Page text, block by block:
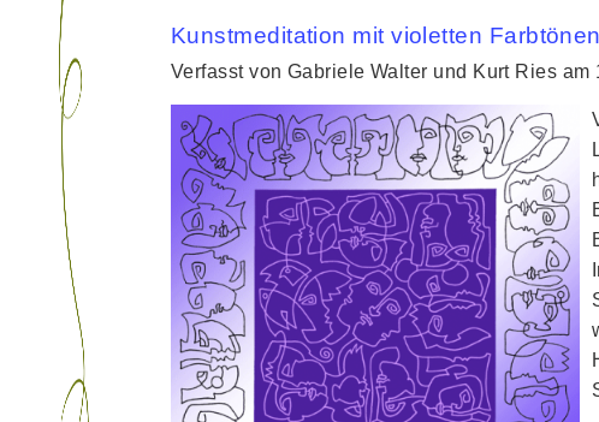
Kunstmeditation mit violetten Farbtönen
Verfasst von Gabriele Walter und Kurt Ries am